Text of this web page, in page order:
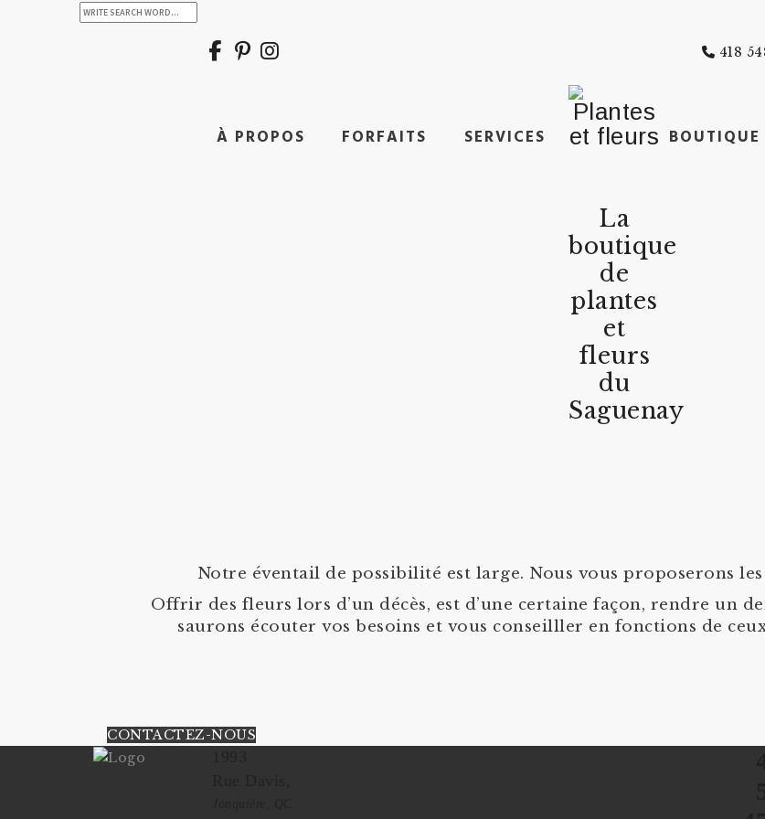
418
La
boutique
de
plantes
et
fleurs
du
Saguenay
À PROPOS FORFAITS SERVICES BOUTIQUE
Notre éventail de possibilité est large. Nous vous proposerons
Offrir des fleurs lors d’un décès, est d’une certaine façon, rendre un
saurons écouter vos besoins et vous conseilller en fonctions de
CONTACTEZ-NOUS